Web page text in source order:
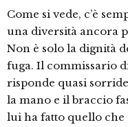
Come si vede, c’è
una diversità ancora
Non è solo la dignità
fuga. Il commissario
risponde quasi
la mano e il braccio
lui ha fatto quello che